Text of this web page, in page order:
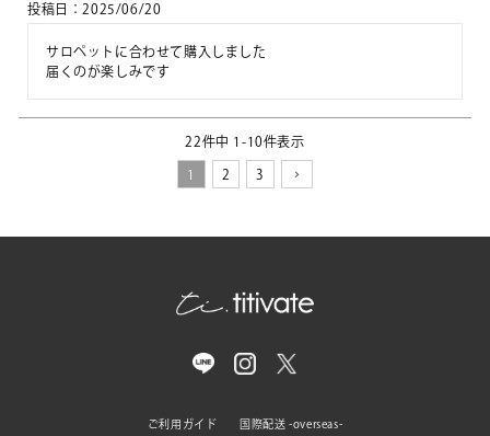
投稿日 2025/06/20
サロペットに合わせて購入しました
届くのが楽しみです
22件中 1 -10件表示
1 2 3
ご利用ガイド 国際配送 -overseas-